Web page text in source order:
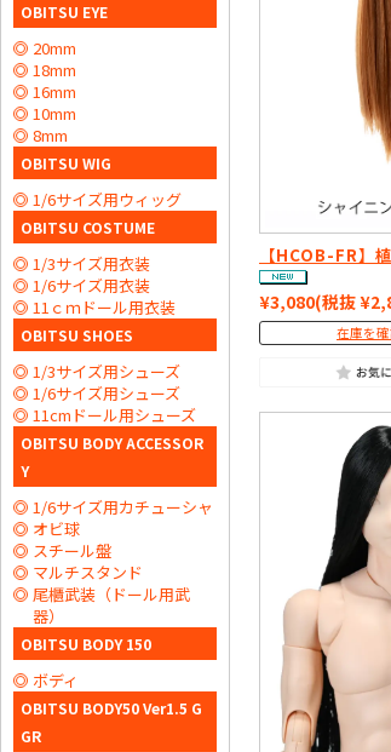
【HCOB-FR】
¥3,080(税抜
在庫を
OBITSU EYE
20mm
18mm
16mm
10mm
8mm
OBITSU WIG
1/6サイズ用ウィッグ
OBITSU COSTUME
1/3サイズ用衣装
1/6サイズ用衣装
11ｃｍドール用衣装
OBITSU SHOES
1/3サイズ用シューズ
1/6サイズ用シューズ
11cmドール用シューズ
OBITSU BODY ACCESSOR
Y
1/6サイズ用カチューシャ
オビ球
スチール盤
マルチスタンド
尾櫃武装（ドール用武
器）
OBITSU BODY 150
ボディ
OBITSU BODY50 Ver1.5 G
GR